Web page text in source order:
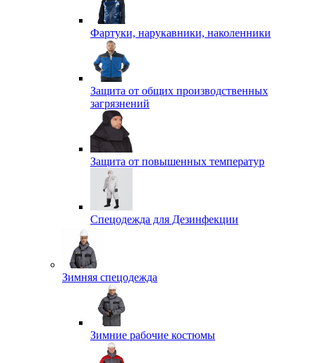
Фартуки, нарукавники, наколенники
Защита от общих производственных
загрязнений
Защита от повышенных температур
Спецодежда для Дезинфекции
Зимняя спецодежда
Зимние рабочие костюмы